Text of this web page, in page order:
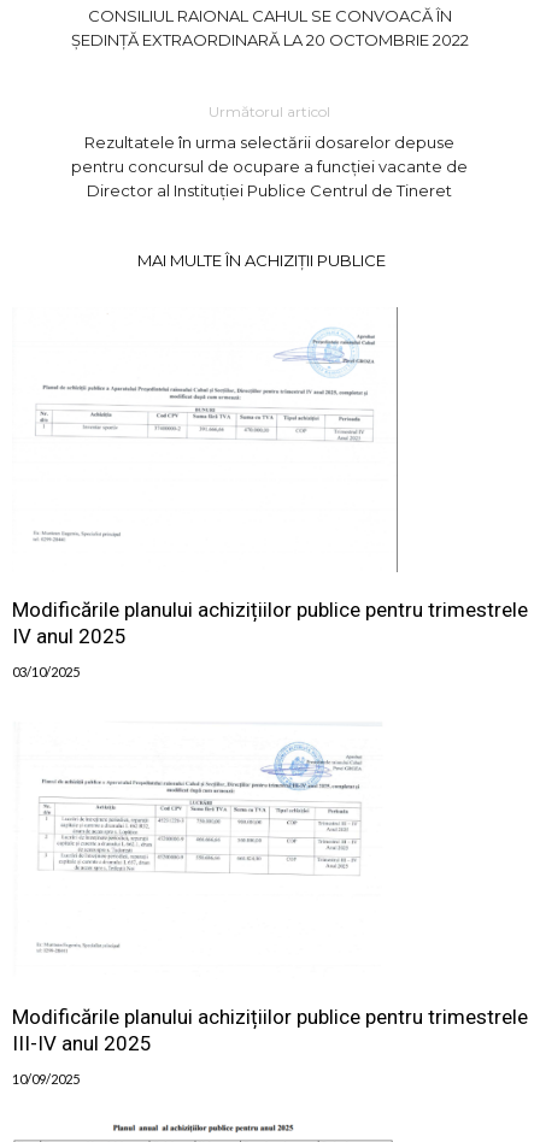
CONSILIUL RAIONAL CAHUL SE CONVOACĂ ÎN
ȘEDINȚĂ EXTRAORDINARĂ LA 20 OCTOMBRIE 2022
Următorul articol
Rezultatele în urma selectării dosarelor depuse
pentru concursul de ocupare a funcției vacante de
Director al Instituției Publice Centrul de Tineret
MAI MULTE ÎN ACHIZIȚII PUBLICE
Modificările planului achizițiilor publice pentru trimestrele
IV anul 2025
03/10/2025
Modificările planului achizițiilor publice pentru trimestrele
III-IV anul 2025
10/09/2025